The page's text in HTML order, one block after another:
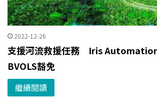
2022-12-26
支援河流救援任務 Iris
BVOLS豁免
繼續閱讀